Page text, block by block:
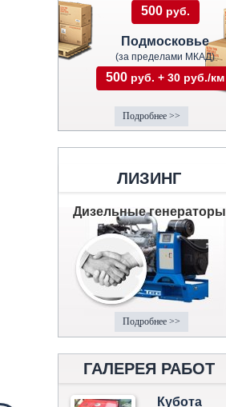
500 руб.
Подмосковье
(за пределами МКАД)
500 руб. + 30 руб./км
Подробнее >>
ЛИЗИНГ
Дизельные генераторы
Подробнее >>
ГАЛЕРЕЯ РАБОТ
Кубота